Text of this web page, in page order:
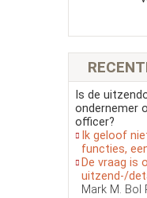
Is de
ondernemer
officer?
Ik geloof
functies,
De vraag is
uitzend-/
Mark M. Bol